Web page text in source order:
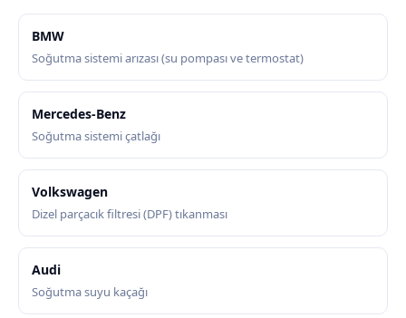
BMW
Soğutma sistemi arızası (su pompası ve termostat)
Mercedes-Benz
Soğutma sistemi çatlağı
Volkswagen
Dizel parçacık filtresi (DPF) tıkanması
Audi
Soğutma suyu kaçağı